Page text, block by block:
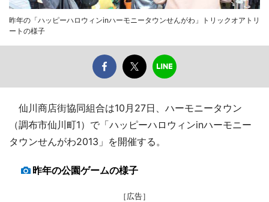
昨年の「ハッピーハロウィンinハーモニータウンせんがわ」トリックオアトリ
ートの様子
仙川商店街協同組合は10月27日、ハーモニータウン
（調布市仙川町1）で「ハッピーハロウィンinハーモニー
タウンせんがわ2013」を開催する。
昨年の公園ゲームの様子
［広告］